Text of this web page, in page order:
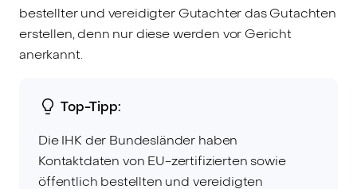
bestellter und vereidigter Gutachter das Gutachten
erstellen, denn nur diese werden vor Gericht
anerkannt.
Top-Tipp:
Die IHK der Bundesländer haben
Kontaktdaten von EU-zertifizierten sowie
öffentlich bestellten und vereidigten